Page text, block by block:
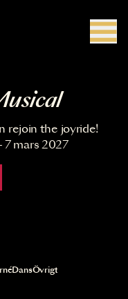
rejoin the joyride!
7 mars 2027
DansÖvrigt